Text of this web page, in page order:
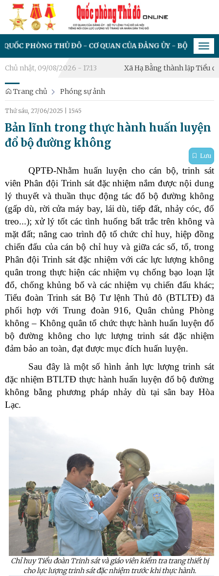
THỦ ĐÔ - CƠ QUAN CỦA ĐẢNG ỦY - BỘ TƯ LỆNH THỦ ĐÔ HÀ
Chủ nhật, 09/08/2026 - 17:13
– Tinh hoa võ Việt” Xã Hạ Bằng thành lập Tiểu đội Dân
Trang chủ Phóng sự ảnh
Thứ sáu, 27/06/2025 15:45
Bản lĩnh trong thực hành huấn luyện
đổ bộ đường không
Lưu
QPTĐ-Nhằm huấn luyện cho cán bộ, trinh sát
viên Phân đội Trinh sát đặc nhiệm nắm được nội dung
lý thuyết và thuần thục động tác đổ bộ đường không
(gấp dù, rời cửa máy bay, lái dù, tiếp đất, nhảy cóc, đổ
treo...); xử lý tốt các tình huống bất trắc trên không và
mặt đất; nâng cao trình độ tổ chức chỉ huy, hiệp đồng
chiến đấu của cán bộ chỉ huy và giữa các số, tổ, trong
Phân đội Trinh sát đặc nhiệm với các lực lượng không
quân trong thực hiện các nhiệm vụ chống bạo loạn lật
đổ, chống khủng bố và các nhiệm vụ chiến đấu khác;
Tiểu đoàn Trinh sát Bộ Tư lệnh Thủ đô (BTLTĐ) đã
phối hợp với Trung đoàn 916, Quân chủng Phòng
không – Không quân tổ chức thực hành huấn luyện đổ
bộ đường không cho lực lượng trinh sát đặc nhiệm
đảm bảo an toàn, đạt được mục đích huấn luyện.
Sau đây là một số hình ảnh lực lượng trinh sát
đặc nhiệm BTLTĐ thực hành huấn luyện đổ bộ đường
không bằng phương pháp nhảy dù tại sân bay Hòa
Lạc.
Chỉ huy Tiểu đoàn Trinh sát và giáo viên kiểm tra trang thiết bị
cho lực lượng trinh sát đặc nhiệm trước khi thực hành.